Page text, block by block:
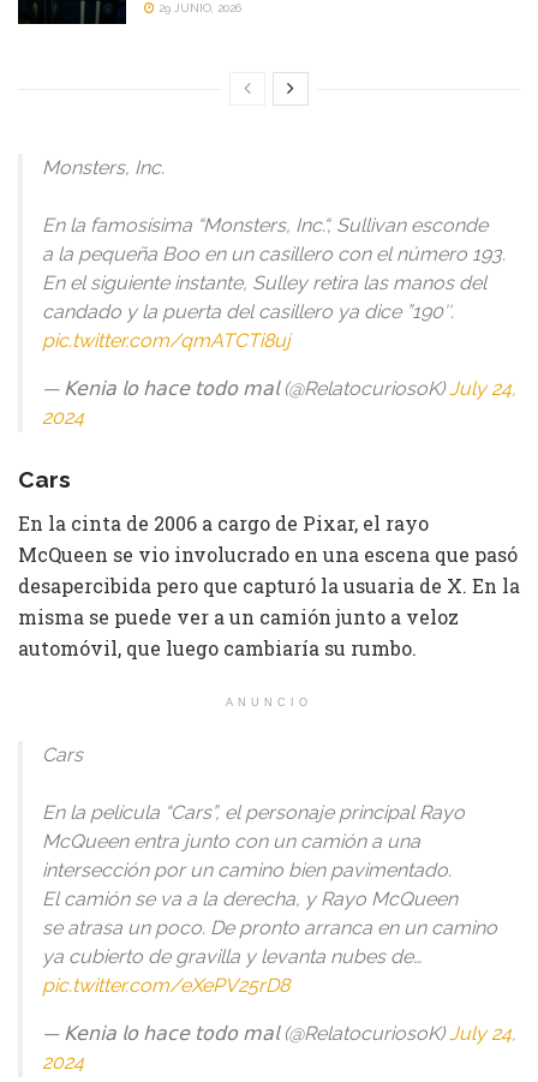
29 JUNIO, 2026
Monsters, Inc.
En la famosísima “Monsters, Inc.“, Sullivan esconde
a la pequeña Boo en un casillero con el número 193.
En el siguiente instante, Sulley retira las manos del
candado y la puerta del casillero ya dice ”190″.
pic.twitter.com/qmATCTi8uj
— 𝖪𝖾𝗇𝗂𝖺 𝗅𝗈 𝗁𝖺𝖼𝖾 𝗍𝗈𝖽𝗈 𝗆𝖺𝗅 (@RelatocuriosoK)July 24,
2024
Cars
En la cinta de 2006 a cargo de Pixar, el rayo
McQueen se vio involucrado en una escena que pasó
desapercibida pero que capturó la usuaria de X. En la
misma se puede ver a un camión junto a veloz
automóvil, que luego cambiaría su rumbo.
ANUNCIO
Cars
En la película “Cars”, el personaje principal Rayo
McQueen entra junto con un camión a una
intersección por un camino bien pavimentado.
El camión se va a la derecha, y Rayo McQueen
se atrasa un poco. De pronto arranca en un camino
ya cubierto de gravilla y levanta nubes de…
pic.twitter.com/eXePV25rD8
— 𝖪𝖾𝗇𝗂𝖺 𝗅𝗈 𝗁𝖺𝖼𝖾 𝗍𝗈𝖽𝗈 𝗆𝖺𝗅 (@RelatocuriosoK)July 24,
2024